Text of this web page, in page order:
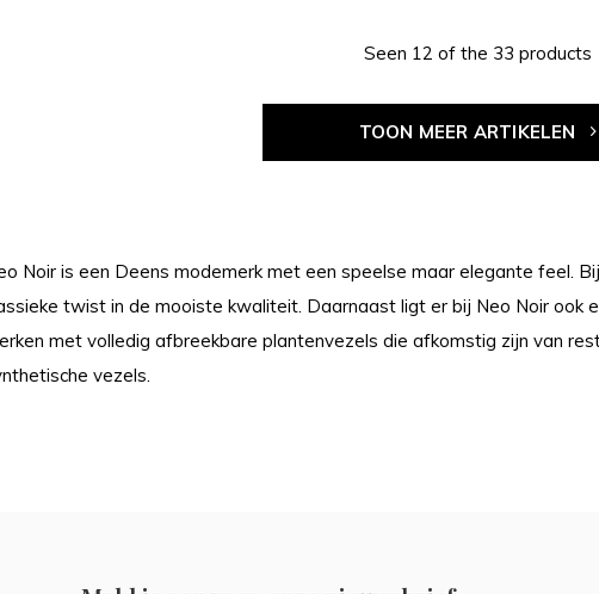
Seen 12 of the 33 products
TOON MEER ARTIKELEN
Noir is een Deens modemerk met een speelse maar elegante feel.
twist in de mooiste kwaliteit. Daarnaast ligt er bij Neo Noir ook
met volledig afbreekbare plantenvezels die afkomstig zijn van
vezels.